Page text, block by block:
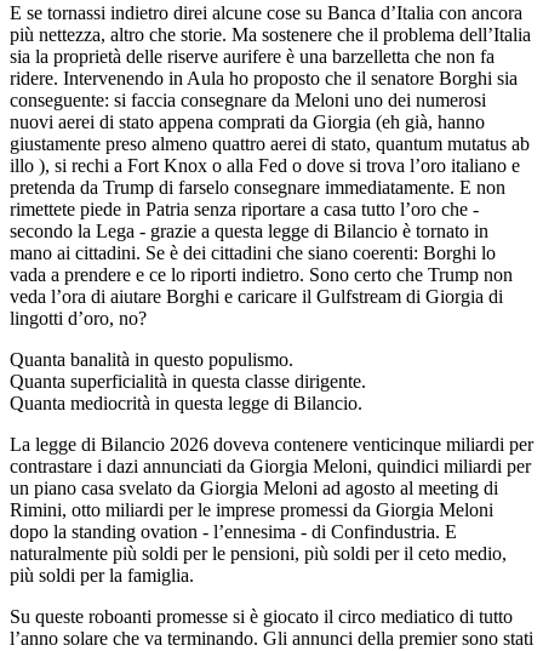
E se tornassi indietro direi alcune cose su Banca d’Italia con ancora
più nettezza, altro che storie. Ma sostenere che il problema dell’Italia
sia la proprietà delle riserve aurifere è una barzelletta che non fa
ridere. Intervenendo in Aula ho proposto che il senatore Borghi sia
conseguente: si faccia consegnare da Meloni uno dei numerosi
nuovi aerei di stato appena comprati da Giorgia (eh già, hanno
giustamente preso almeno quattro aerei di stato, quantum mutatus ab
illo ), si rechi a Fort Knox o alla Fed o dove si trova l’oro italiano e
pretenda da Trump di farselo consegnare immediatamente. E non
rimettete piede in Patria senza riportare a casa tutto l’oro che -
secondo la Lega - grazie a questa legge di Bilancio è tornato in
mano ai cittadini. Se è dei cittadini che siano coerenti: Borghi lo
vada a prendere e ce lo riporti indietro. Sono certo che Trump non
veda l’ora di aiutare Borghi e caricare il Gulfstream di Giorgia di
lingotti d’oro, no?
Quanta banalità in questo populismo.
Quanta superficialità in questa classe dirigente.
Quanta mediocrità in questa legge di Bilancio.
La legge di Bilancio 2026 doveva contenere venticinque miliardi per
contrastare i dazi annunciati da Giorgia Meloni, quindici miliardi per
un piano casa svelato da Giorgia Meloni ad agosto al meeting di
Rimini, otto miliardi per le imprese promessi da Giorgia Meloni
dopo la standing ovation - l’ennesima - di Confindustria. E
naturalmente più soldi per le pensioni, più soldi per il ceto medio,
più soldi per la famiglia.
Su queste roboanti promesse si è giocato il circo mediatico di tutto
l’anno solare che va terminando. Gli annunci della premier sono stati